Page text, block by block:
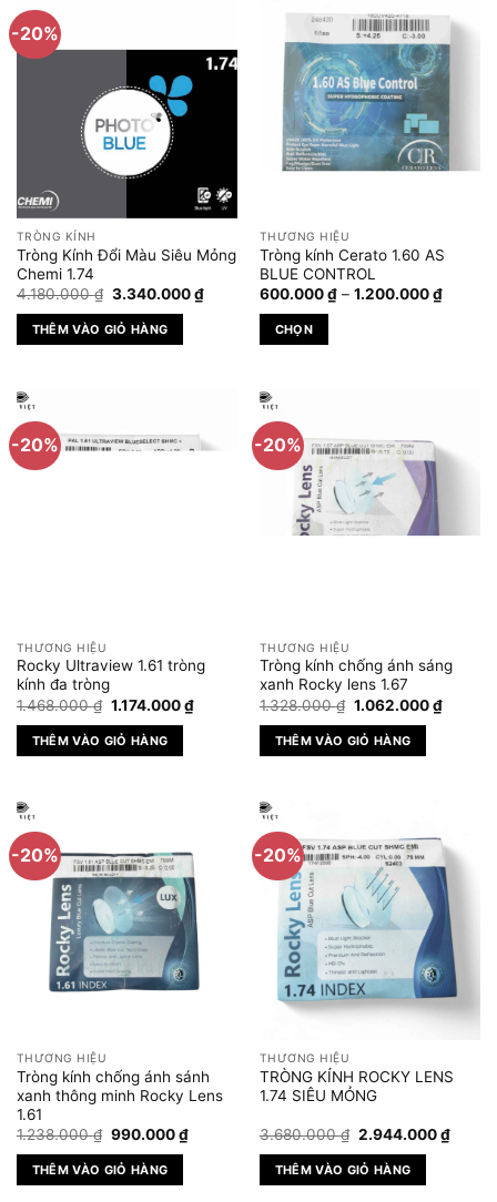
-20%
TRÒNG KÍNH
Tròng Kính Đổi Màu Siêu Mỏng
Chemi 1.74
4.180.000₫ Giá
là:
4.180.000 ₫.
3.340.000₫Giá
hiện
3.340.000 ₫.
THÊM VÀO GIỎ HÀNG
THƯƠNG HIỆU
Tròng kính Cerato 1.60 AS
BLUE CONTROL
600.000₫ – 1.200.000₫Khoảng
giá:
CHỌN
này
có
nhiều
biến
chọn
trên
trang
sản
phẩm
-20%
THƯƠNG HIỆU
Rocky Ultraview 1.61 tròng
kính đa tròng
1.468.000₫ Giá
là:
1.468.000 ₫.
1.174.000₫Giá
hiện
1.174.000 ₫.
THÊM VÀO GIỎ HÀNG
-20%
THƯƠNG HIỆU
Tròng kính chống ánh sáng
xanh Rocky lens 1.67
1.328.000₫ Giá
là:
1.328.000 ₫.
1.062.000₫Giá
hiện
THÊM VÀO GIỎ HÀNG
-20%
THƯƠNG HIỆU
Tròng kính chống ánh sánh
xanh thông minh Rocky Lens
1.61
1.238.000₫ Giá
là:
1.238.000 ₫.
990.000₫Giá
hiện
990.000 ₫.
THÊM VÀO GIỎ HÀNG
-20%
THƯƠNG HIỆU
TRÒNG KÍNH ROCKY LENS
1.74 SIÊU MỎNG
3.680.000₫ Giá
là:
3.680.000 ₫.
2.944.000₫Giá
hiện
THÊM VÀO GIỎ HÀNG